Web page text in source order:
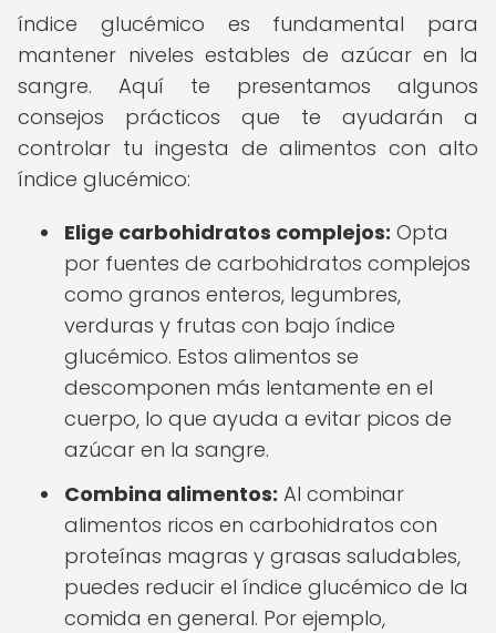
índice glucémico es fundamental para
mantener niveles estables de azúcar en la
sangre. Aquí te presentamos algunos
consejos prácticos que te ayudarán a
controlar tu ingesta de alimentos con alto
índice glucémico:
Elige carbohidratos complejos: Opta
por fuentes de carbohidratos complejos
como granos enteros, legumbres,
verduras y frutas con bajo índice
glucémico. Estos alimentos se
descomponen más lentamente en el
cuerpo, lo que ayuda a evitar picos de
azúcar en la sangre.
Combina alimentos: Al combinar
alimentos ricos en carbohidratos con
proteínas magras y grasas saludables,
puedes reducir el índice glucémico de la
comida en general. Por ejemplo,